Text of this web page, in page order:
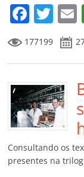
F
a
c
e
b
o
o
k
T
w
itt
er l
177199
Consultando os
presentes na